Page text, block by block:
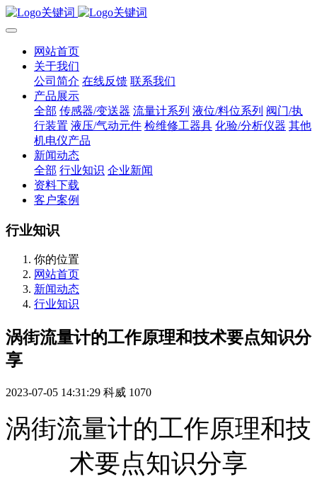
网站首页
关于我们
公司简介 在线反馈 联系我们
产品展示
全部 传感器/变送器 流量计系列 液位/料位系列 阀门/执
行装置 液压/气动元件 检维修工器具 化验/分析仪器 其他
机电仪产品
新闻动态
全部 行业知识 企业新闻
资料下载
客户案例
行业知识
你的位置
网站首页
新闻动态
行业知识
涡街流量计的工作原理和技术要点知识分
享
2023-07-05 14:31:29 科威 1070
涡街流量计的工作原理和技
术要点知识分享